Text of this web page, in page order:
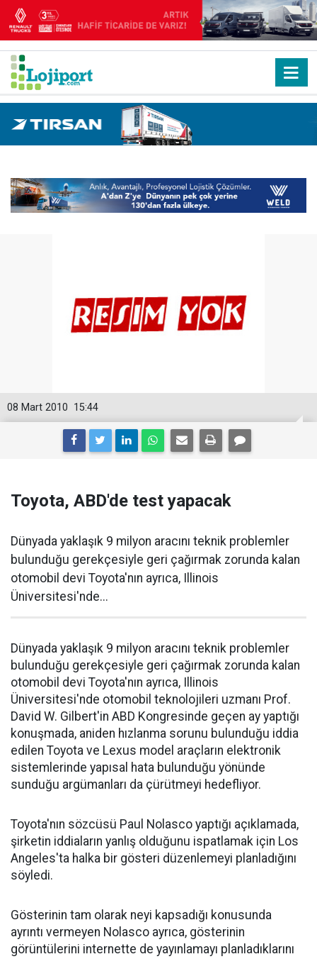
15:44
08 Mart 2010
Toyota, ABD'de test yapacak
Dünyada yaklaşık 9 milyon aracını teknik problemler
bulunduğu gerekçesiyle geri çağırmak zorunda kalan
otomobil devi Toyota'nın ayrıca, Illinois
Üniversitesi'nde...
Dünyada yaklaşık 9 milyon aracını teknik problemler
bulunduğu gerekçesiyle geri çağırmak zorunda kalan
otomobil devi Toyota'nın ayrıca, Illinois
Üniversitesi'nde otomobil teknolojileri uzmanı Prof.
David W. Gilbert'in ABD Kongresinde geçen ay yaptığı
konuşmada, aniden hızlanma sorunu bulunduğu iddia
edilen Toyota ve Lexus model araçların elektronik
sistemlerinde yapısal hata bulunduğu yönünde
sunduğu argümanları da çürütmeyi hedefliyor.
Toyota'nın sözcüsü Paul Nolasco yaptığı açıklamada,
şirketin iddiaların yanlış olduğunu ispatlamak için Los
Angeles'ta halka bir gösteri düzenlemeyi planladığını
söyledi.
Gösterinin tam olarak neyi kapsadığı konusunda
ayrıntı vermeyen Nolasco ayrıca, gösterinin
görüntülerini internette de yayınlamayı planladıklarını